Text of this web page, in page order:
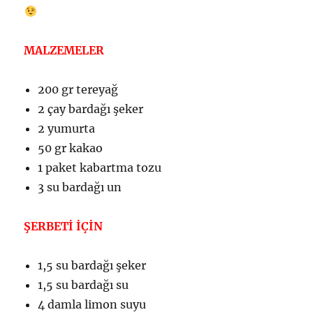
MALZEMELER
200 gr tereyağ
2 çay bardağı şeker
2 yumurta
50 gr kakao
1 paket kabartma tozu
3 su bardağı un
ŞERBETİ İÇİN
1,5 su bardağı şeker
1,5 su bardağı su
4 damla limon suyu